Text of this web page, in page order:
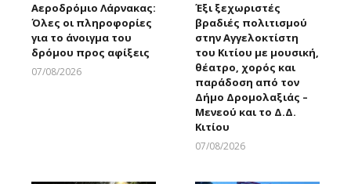
Αεροδρόμιο Λάρνακας:
Όλες οι πληροφορίες
για το άνοιγμα του
δρόμου προς αφίξεις
07/08/2026
Έξι ξεχωριστές
βραδιές πολιτισμού
στην Αγγελοκτίστη
του Κιτίου με μουσική,
θέατρο, χορός και
παράδοση από τον
Δήμο Δρομολαξιάς –
Μενεού και το Δ.Δ.
Κιτίου
07/08/2026